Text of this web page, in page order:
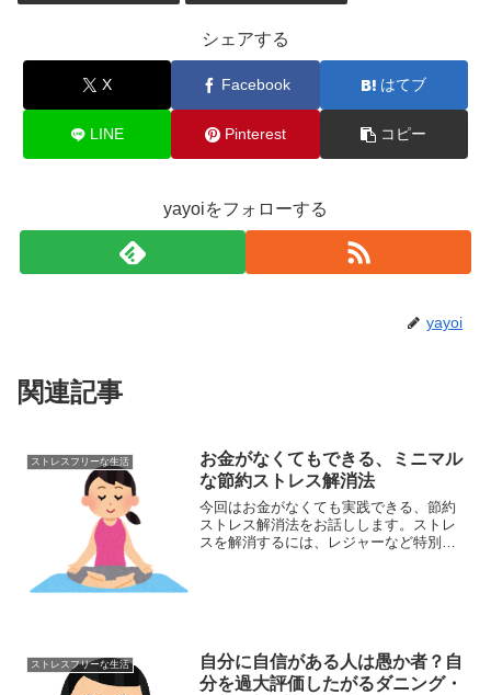
シェアする
X Facebook はてブ
LINE Pinterest コピー
yayoiをフォローする
yayoi
関連記事
ストレスフリーな生活
お金がなくてもできる、ミニマル
な節約ストレス解消法
今回はお金がなくても実践できる、節約
ストレス解消法をお話しします。ストレ
スを解消するには、レジャーなど特別な
ストレスフリーな生活
自分に自信がある人は愚か者？自
分を過大評価したがるダニング・